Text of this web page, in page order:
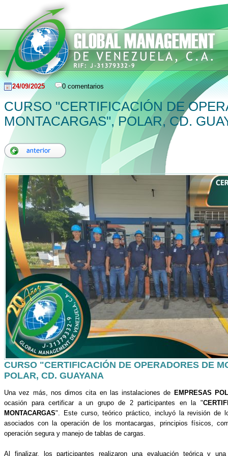
24/09/2025 0 comentarios
CURSO "CERTIFICACIÓN DE
MONTACARGAS", POLAR, CD.
CURSO "CERTIFICACIÓN DE OPERADORES DE
POLAR, CD. GUAYANA
Una vez más, nos dimos cita en las instalaciones de EMPRESAS
ocasión para certificar a un grupo de 2 participantes en la "
MONTACARGAS". Este curso, teórico práctico, incluyó la revisión de
asociados con la operación de los montacargas, principios físicos,
operación segura y manejo de tablas de cargas.
Al finalizar, los participantes realizaron una evaluación teórica y